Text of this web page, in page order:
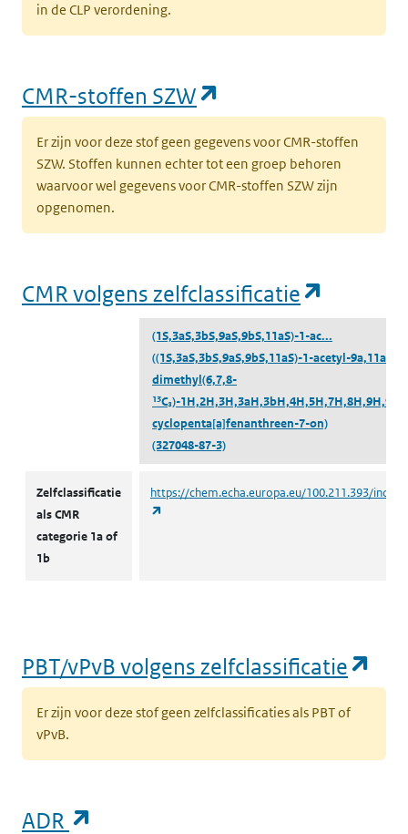
in de CLP verordening.
CMR-stoffen SZW
Er zijn voor deze stof geen gegevens voor CMR-stoffen
SZW. Stoffen kunnen echter tot een groep behoren
waarvoor wel gegevens voor CMR-stoffen SZW zijn
opgenomen.
CMR volgens zelfclassificatie
(1S,3aS,3bS,9aS,9bS,11aS)-1-ac...
((1S,3aS,3bS,9aS,9bS,11aS)-1-acetyl-9a,11a-
dimethyl(6,7,8-
¹³C₃)-
cyclopenta[a]fenanthreen-7-on)
(327048-87-3)
Zelfclassificatie
als CMR
categorie 1a of
1b
https://chem.echa.europa.eu/100.211.393/
PBT/vPvB volgens zelfclassificatie
Er zijn voor deze stof geen zelfclassificaties als PBT of
vPvB.
ADR